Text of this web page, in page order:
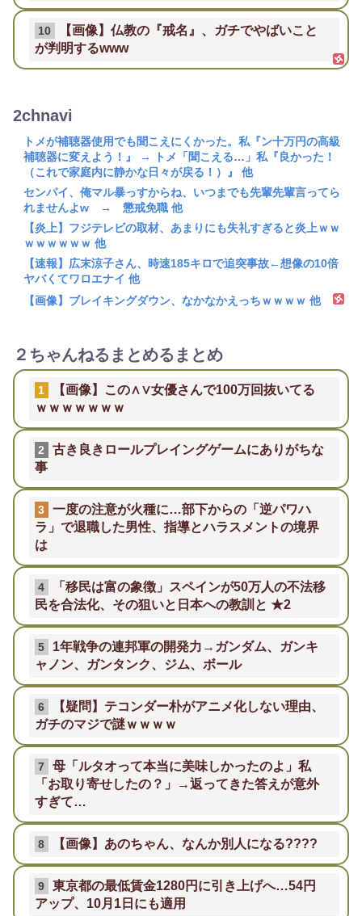
10
【画像】仏教の『戒名』、ガチでやばいこと
が判明するwww
2chnavi
トメが補聴器使用でも聞こえにくかった。私『ン十万円の高級
補聴器に変えよう！』 → トメ「聞こえる…」私『良かった！
（これで家庭内に静かな日々が戻る！）』 他
センパイ、俺マル暴っすからね、いつまでも先輩先輩言ってら
れませんよw → 懲戒免職 他
【炎上】フジテレビの取材、あまりにも失礼すぎると炎上ｗｗ
ｗｗｗｗｗｗ 他
【速報】広末涼子さん、時速185キロで追突事故←想像の10倍
ヤバくてワロエナイ 他
【画像】ブレイキングダウン、なかなかえっちｗｗｗｗ 他
２ちゃんねるまとめるまとめ
1
【画像】この∧∨女優さんで100万回抜いてる
ｗｗｗｗｗｗｗ
2
古き良きロールプレイングゲームにありがちな
事
3
一度の注意が火種に…部下からの「逆パワハ
ラ」で退職した男性、指導とハラスメントの境界
は
4
「移民は富の象徴」スペインが50万人の不法移
民を合法化、その狙いと日本への教訓と ★2
5
1年戦争の連邦軍の開発力→ガンダム、ガンキ
ャノン、ガンタンク、ジム、ボール
6
【疑問】テコンダー朴がアニメ化しない理由、
ガチのマジで謎ｗｗｗｗ
7
母「ルタオって本当に美味しかったのよ」私
「お取り寄せしたの？」→返ってきた答えが意外
すぎて…
8 【画像】あのちゃん、なんか別人になる????
9
東京都の最低賃金1280円に引き上げへ…54円
アップ、10月1日にも適用